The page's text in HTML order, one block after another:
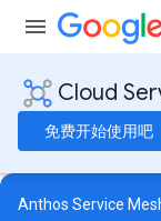
Cloud
免费开始使用吧
Anthos Service